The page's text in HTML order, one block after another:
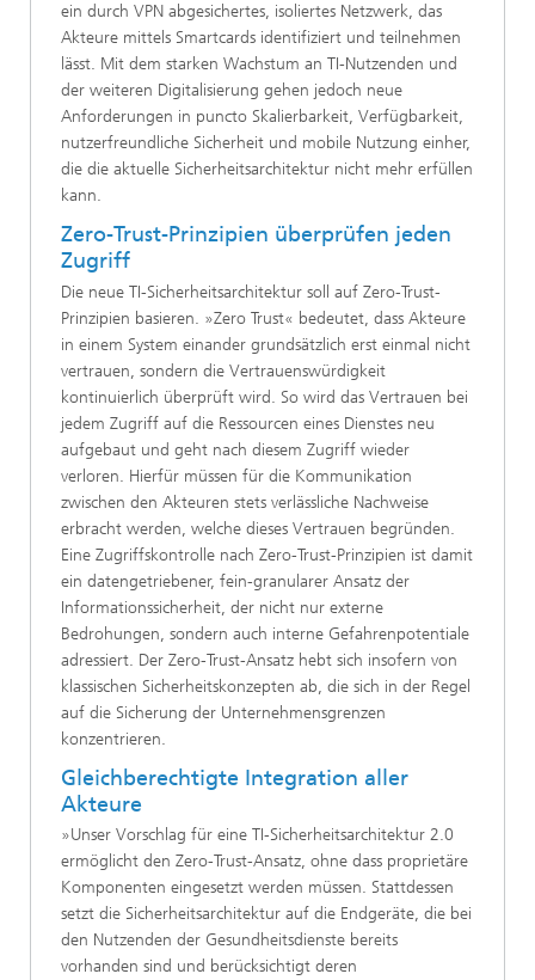
ein durch VPN abgesichertes, isoliertes Netzwerk, das
Akteure mittels Smartcards identifiziert und teilnehmen
lässt. Mit dem starken Wachstum an TI-Nutzenden und
der weiteren Digitalisierung gehen jedoch neue
Anforderungen in puncto Skalierbarkeit, Verfügbarkeit,
nutzerfreundliche Sicherheit und mobile Nutzung einher,
die die aktuelle Sicherheitsarchitektur nicht mehr erfüllen
kann.
Zero-Trust-Prinzipien überprüfen jeden
Zugriff
Die neue TI-Sicherheitsarchitektur soll auf Zero-Trust-
Prinzipien basieren. »Zero Trust« bedeutet, dass Akteure
in einem System einander grundsätzlich erst einmal nicht
vertrauen, sondern die Vertrauenswürdigkeit
kontinuierlich überprüft wird. So wird das Vertrauen bei
jedem Zugriff auf die Ressourcen eines Dienstes neu
aufgebaut und geht nach diesem Zugriff wieder
verloren. Hierfür müssen für die Kommunikation
zwischen den Akteuren stets verlässliche Nachweise
erbracht werden, welche dieses Vertrauen begründen.
Eine Zugriffskontrolle nach Zero-Trust-Prinzipien ist damit
ein datengetriebener, fein-granularer Ansatz der
Informationssicherheit, der nicht nur externe
Bedrohungen, sondern auch interne Gefahrenpotentiale
adressiert. Der Zero-Trust-Ansatz hebt sich insofern von
klassischen Sicherheitskonzepten ab, die sich in der Regel
auf die Sicherung der Unternehmensgrenzen
konzentrieren.
Gleichberechtigte Integration aller
Akteure
»Unser Vorschlag für eine TI-Sicherheitsarchitektur 2.0
ermöglicht den Zero-Trust-Ansatz, ohne dass proprietäre
Komponenten eingesetzt werden müssen. Stattdessen
setzt die Sicherheitsarchitektur auf die Endgeräte, die bei
den Nutzenden der Gesundheitsdienste bereits
vorhanden sind und berücksichtigt deren